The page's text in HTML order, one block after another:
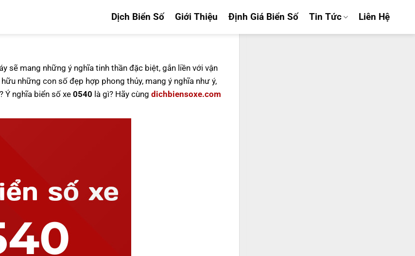
Dịch Biển Số Giới Thiệu Định Giá Biển Số Tin Tức Liên Hệ
sẽ mang những ý nghĩa tinh thần đặc biệt, gắn liền với vận
những con số đẹp hợp phong thủy, mang ý nghĩa như ý,
Ý nghĩa biển số xe 0540 là gì? Hãy cùng dichbiensoxe.com